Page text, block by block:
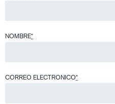
NOMBRE*
CORREO ELECTRONICO*